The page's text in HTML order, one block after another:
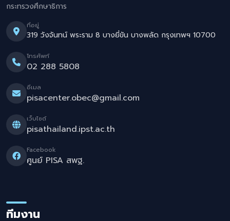
กระทรวงศึกษาธิการ
ที่อยู่
319 วังจันทน์ พระราม 8 บางยี่ขัน บางพลัด กรุงเทพฯ 10700
โทรศัพท์
02 288 5808
อีเมล
pisacenter.obec@gmail.com
เว็บไซต์
pisathailand.ipst.ac.th
Facebook
ศูนย์ PISA สพฐ.
ทีมงาน